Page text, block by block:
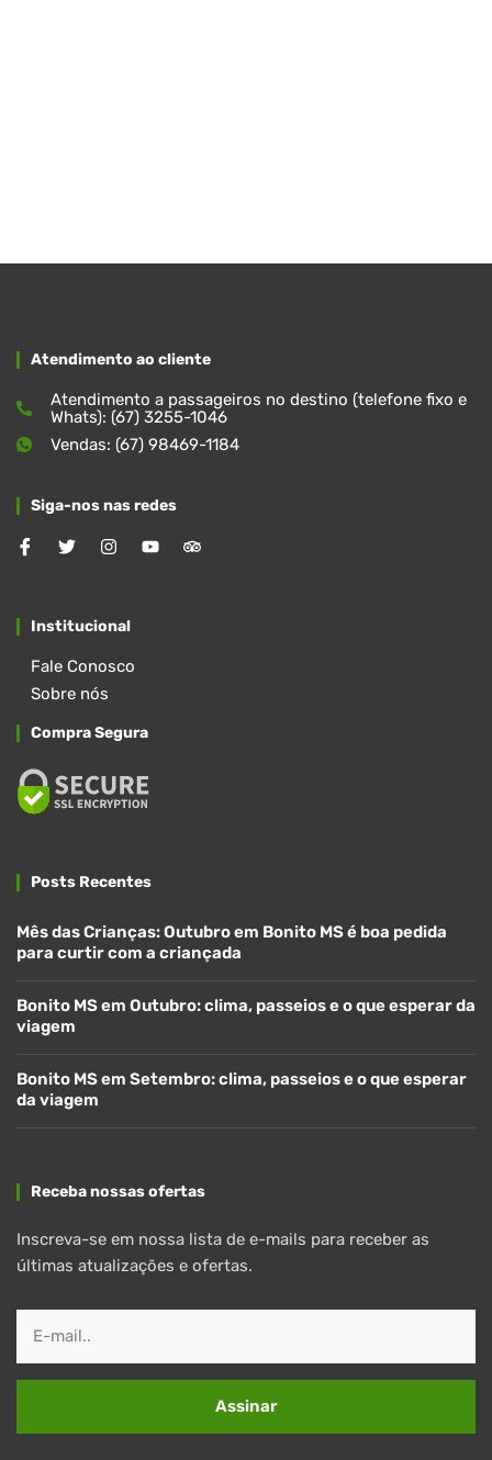
Atendimento ao cliente
Atendimento a passageiros no destino (telefone fixo e
Whats): (67) 3255-1046
Vendas: (67) 98469-1184
Siga-nos nas redes
Institucional
Fale Conosco
Sobre nós
Compra Segura
Posts Recentes
Mês das Crianças: Outubro em Bonito MS é boa pedida
para curtir com a criançada
Bonito MS em Outubro: clima, passeios e o que esperar da
viagem
Bonito MS em Setembro: clima, passeios e o que esperar
da viagem
Receba nossas ofertas
Inscreva-se em nossa lista de e-mails para receber as
últimas atualizações e ofertas.
Assinar